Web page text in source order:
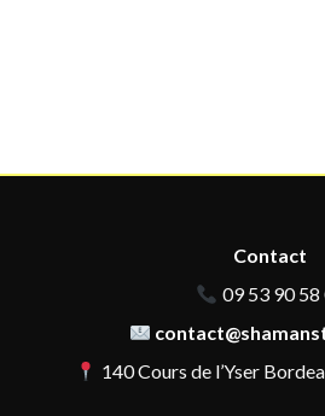
Contact
09 53 90 58
140 Cours de l’Yser